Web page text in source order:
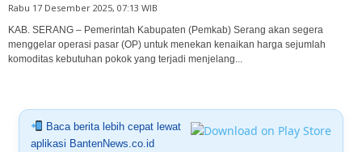
Rabu 17 Desember 2025, 07:13 WIB
KAB. SERANG – Pemerintah Kabupaten (Pemkab) Serang akan segera
menggelar operasi pasar (OP) untuk menekan kenaikan harga sejumlah
komoditas kebutuhan pokok yang terjadi menjelang...
Baca berita lebih cepat lewat
aplikasi BantenNews.co.id